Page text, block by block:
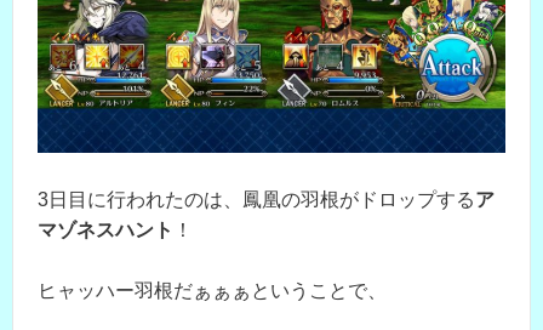
3日目に行われたのは、鳳凰の羽根がドロップするア
マゾネスハント ！
ヒャッハー羽根だぁぁぁということで、